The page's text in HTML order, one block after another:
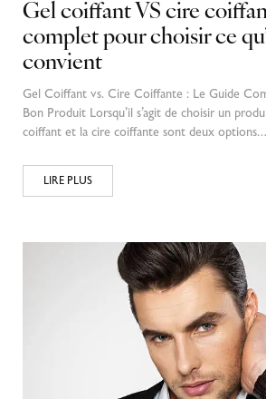
Gel coiffant VS cire
complet pour choisir ce
convient
Gel Coiffant vs. Cire Coiffante : Le Guide
Bon Produit Lorsqu’il s’agit de choisir un
coiffant et la cire coiffante sont deux options…
LIRE PLUS